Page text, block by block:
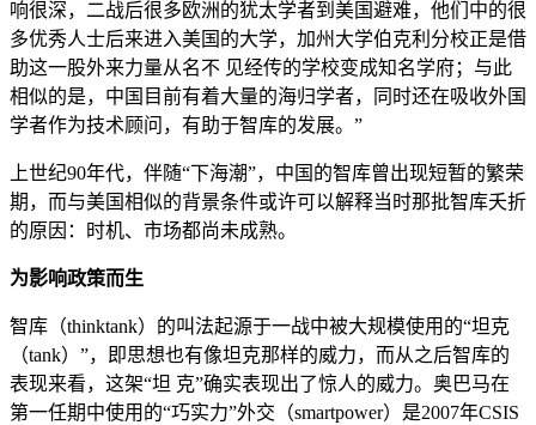
响很深，二战后很多欧洲的犹太学者到美国避难，他们中的很
多优秀人士后来进入美国的大学，加州大学伯克利分校正是借
助这一股外来力量从名不 见经传的学校变成知名学府；与此
相似的是，中国目前有着大量的海归学者，同时还在吸收外国
学者作为技术顾问，有助于智库的发展。”
上世纪90年代，伴随“下海潮”，中国的智库曾出现短暂的繁荣
期，而与美国相似的背景条件或许可以解释当时那批智库夭折
的原因：时机、市场都尚未成熟。
为影响政策而生
智库（thinktank）的叫法起源于一战中被大规模使用的“坦克
（tank）”，即思想也有像坦克那样的威力，而从之后智库的
表现来看，这架“坦 克”确实表现出了惊人的威力。奥巴马在
第一任期中使用的“巧实力”外交（smartpower）是2007年CSIS